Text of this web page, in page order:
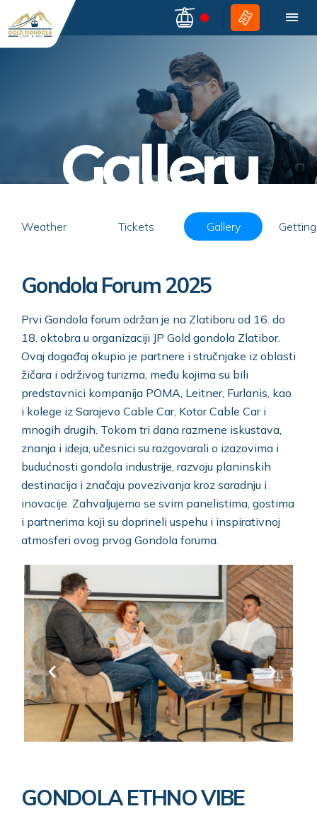
Gallery
Weather Tickets Gallery
Gondola Forum 2025
Prvi Gondola forum održan je na Zlatiboru od 16. do
18. oktobra u organizaciji JP Gold gondola Zlatibor.
Ovaj događaj okupio je partnere i stručnjake iz oblasti
žičara i održivog turizma, među kojima su bili
predstavnici kompanija POMA, Leitner, Furlanis, kao
i kolege iz Sarajevo Cable Car, Kotor Cable Car i
mnogih drugih. Tokom tri dana razmene iskustava,
znanja i ideja, učesnici su razgovarali o izazovima i
budućnosti gondola industrije, razvoju planinskih
destinacija i značaju povezivanja kroz saradnju i
inovacije. Zahvaljujemo se svim panelistima, gostima
i partnerima koji su doprineli uspehu i inspirativnoj
atmosferi ovog prvog Gondola foruma.
GONDOLA ETHNO VIBE